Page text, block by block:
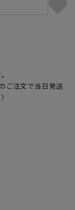
ご注文で当日発送